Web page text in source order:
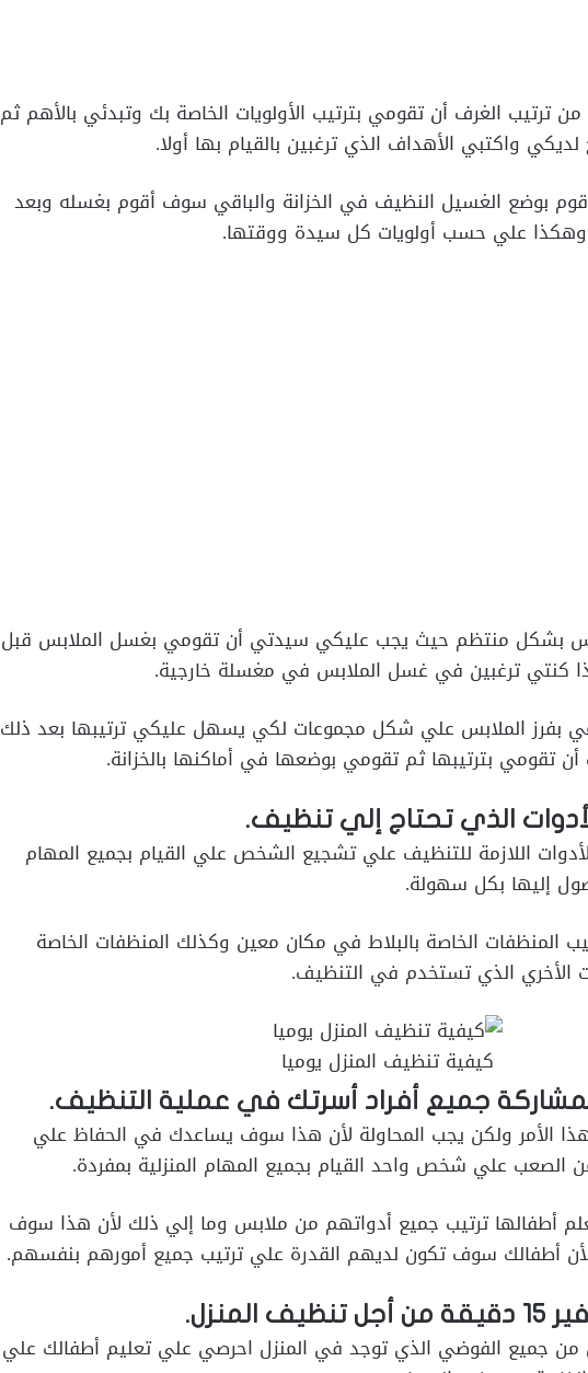
ترتيب الغرف أن تقومي بترتيب الأولويات الخاصة بك وتبدئي بالأهم ثم
واكتبي الأهداف الذي ترغبين بالقيام بها أولا.
بوضع الغسيل النظيف في الخزانة والباقي سوف أقوم بغسله وبعد
علي حسب أولويات كل سيدة ووقتها.
بشكل منتظم حيث يجب عليكي سيدتي أن تقومي بغسل الملابس قبل
كنتي ترغبين في غسل الملابس في مغسلة خارجية.
بفرز الملابس علي شكل مجموعات لكي يسهل عليكي ترتيبها بعد ذلك
تقومي بترتيبها ثم تقومي بوضعها في أماكنها بالخزانة.
الذي تحتاج إلي تنظيف.
اللازمة للتنظيف علي تشجيع الشخص علي القيام بجميع المهام
إليها بكل سهولة.
المنظفات الخاصة بالبلاط في مكان معين وكذلك المنظفات الخاصة
الأخري الذي تستخدم في التنظيف.
كيفية تنظيف المنزل يوميا
جميع أفراد أسرتك في عملية التنظيف.
الأمر ولكن يجب المحاولة لأن هذا سوف يساعدك في الحفاظ علي
الصعب علي شخص واحد القيام بجميع المهام المنزلية بمفردة.
أطفالها ترتيب جميع أدواتهم من ملابس وما إلي ذلك لأن هذا سوف
أطفالك سوف تكون لديهم القدرة علي ترتيب جميع أمورهم بنفسهم.
جميع الفوضي الذي توجد في المنزل احرصي علي تعليم أطفالك علي